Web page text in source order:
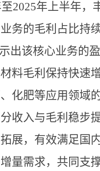
2025年上半年，
务的毛利占比持
出该核心业务的
料毛利保持快速
化肥等应用领域
收入与毛利稳步
展，有效满足国
量需求，共同支